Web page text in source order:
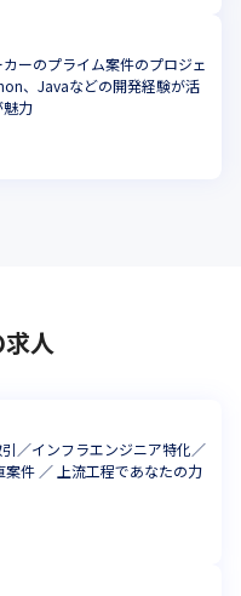
ーのプライム案件のプロジェ
、Javaなどの開発経験が活
力
人
／インフラエンジニア特化／
件 ／ 上流工程であなたの力